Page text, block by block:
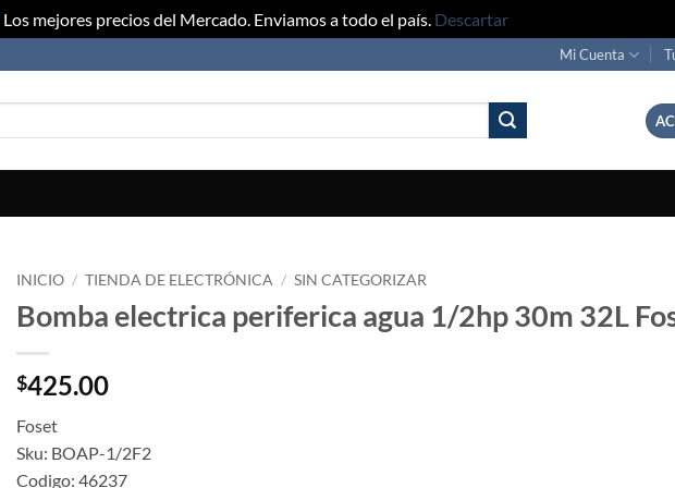
Los mejores precios del Mercado. Enviamos a todo el país. Descartar
Mi Cuenta
INICIO / TIENDA DE ELECTRÓNICA / SIN CATEGORIZAR
Bomba electrica periferica agua 1/2hp 30m 32L
$425.00
Foset
Sku: BOAP-1/2F2
Codigo: 46237